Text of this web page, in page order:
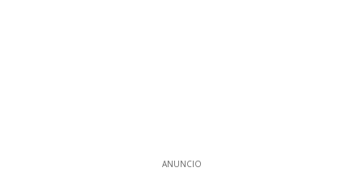
ANUNCIO